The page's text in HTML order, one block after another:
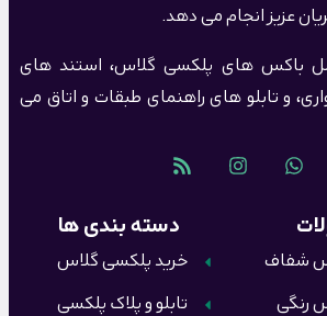
عزیز انجام می دهد.
باکس های پلکسی گلاس، استند های
و تابلو های راهنمای طبقات و اتاق می
دسته بندی ها
خرید پلکسی گلاس
تابلو و پلاک پلکسی
شفاف
رنگی